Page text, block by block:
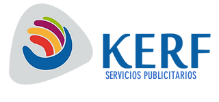
SERVICIOS PUBLICITARIOS